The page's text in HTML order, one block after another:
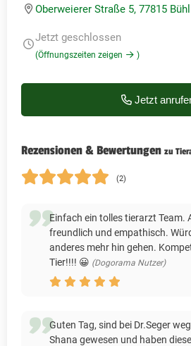
Oberweierer Straße 5, 77815 Bühl
Jetzt geschlossen
(Öffnungszeiten zeigen )
Jetzt
Rezensionen & Bewertungen zu
(2)
Einfach ein tolles tierarzt Team.
freundlich und empathisch.
anderes mehr hin gehen.
Tier!!!! 😀 (Dogorama Nutzer)
Guten Tag, sind bei Dr.Seger
Shana gewesen und haben